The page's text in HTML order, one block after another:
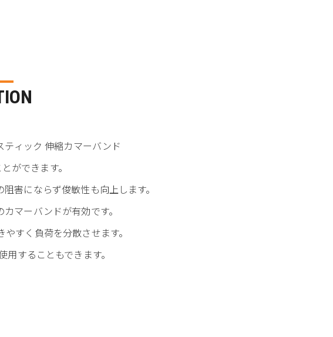
ィック 伸縮カマーバンド
ができます。
害にならず俊敏性も向上します。
マーバンドが有効です。
すく負荷を分散させます。
用することもできます。